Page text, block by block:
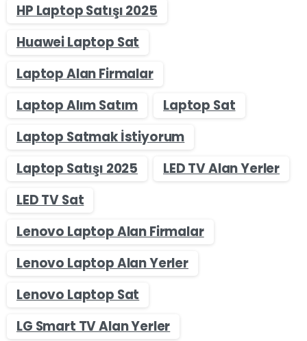
HP Laptop Satışı 2025
Huawei Laptop Sat
Laptop Alan Firmalar
Laptop Alım Satım
Laptop Sat
Laptop Satmak İstiyorum
Laptop Satışı 2025
LED TV Alan Yerler
LED TV Sat
Lenovo Laptop Alan Firmalar
Lenovo Laptop Alan Yerler
Lenovo Laptop Sat
LG Smart TV Alan Yerler